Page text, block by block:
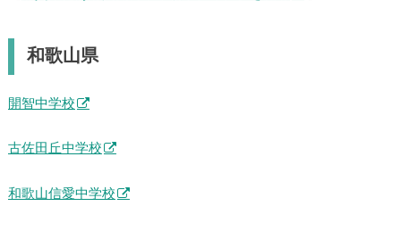
和歌山県
開智中学校
古佐田丘中学校
和歌山信愛中学校